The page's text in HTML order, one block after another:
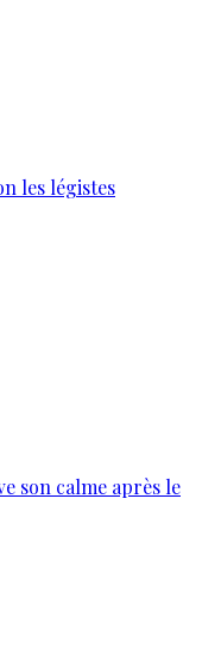
les légistes
son calme après le